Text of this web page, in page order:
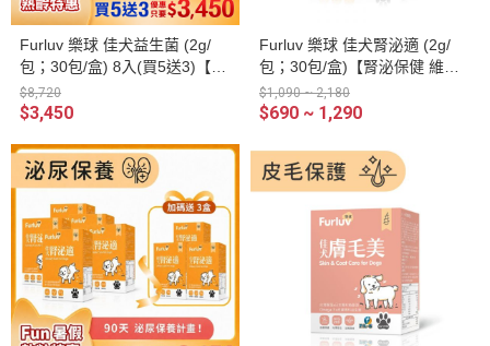
Furluv 樂球 佳犬益生菌 (2g/
包；30包/盒) 8入(買5送3)【腸
胃健康 調整好菌體質】
$8,720
$3,450
Furluv 樂球 佳犬腎泌適 (2g/
包；30包/盒)【腎泌保健 維護
泌尿健康】
$1,090 ~ 2,180
$690 ~ 1,290